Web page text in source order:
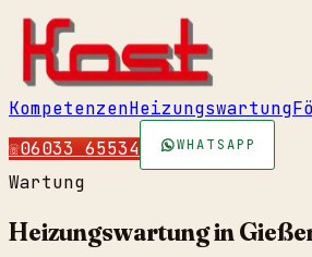
KompetenzenHeizungswartung
☏06033 65534 WHATSAPP
Wartung
Heizungswartung in